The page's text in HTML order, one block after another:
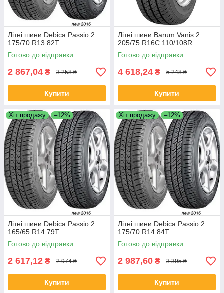
Літні шини Debica Passio 2
175/70 R13 82T
Готово до відправки
2 867,04 ₴ 3 258 ₴
Купити
Літні шини Barum Vanis 2
205/75 R16C 110/108R
Готово до відправки
4 618,24 ₴ 5 248 ₴
Купити
Хіт продажу –12%
Літні шини Debica Passio 2
165/65 R14 79T
Готово до відправки
2 617,12 ₴ 2 974 ₴
Купити
Хіт продажу –12%
Літні шини Debica Passio 2
175/70 R14 84T
Готово до відправки
2 987,60 ₴ 3 395 ₴
Купити